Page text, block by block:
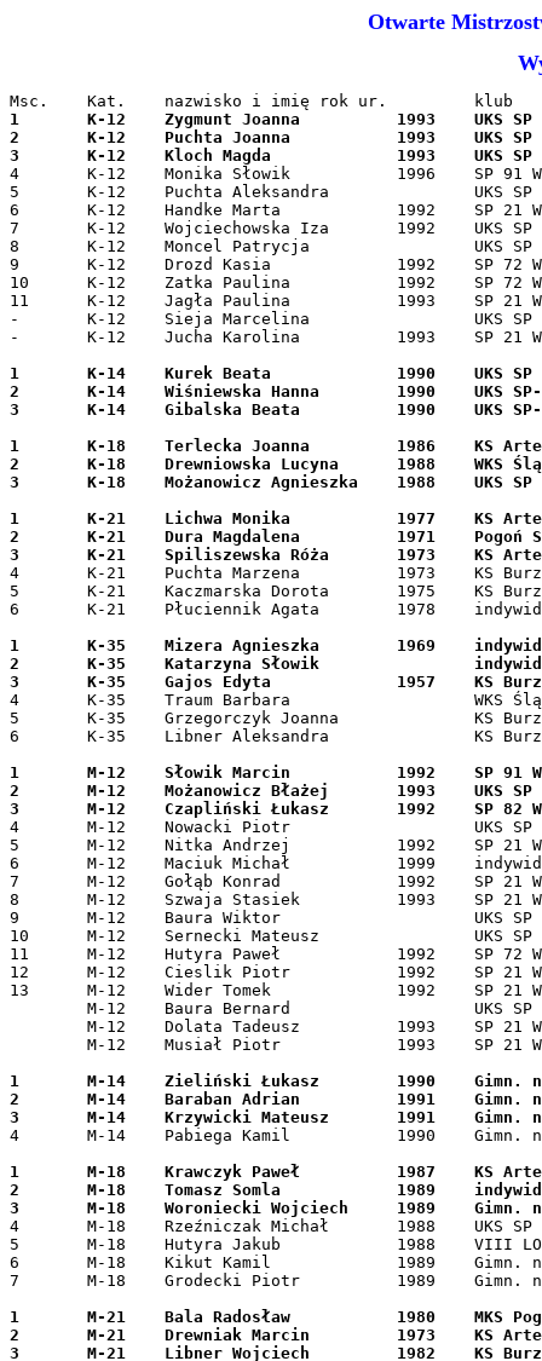
Otwarte
1	K-12	Zygmunt Joanna		1993	UKS SP 107 Wrocław	100	100	90	200
2	K-12	Puchta Joanna		1993	UKS SP 85 Wrocław	90	-	80	170
4	K-12	Monika Słowik		1996	SP 91 Wrocław		-	85	82	167
5	K-12	Puchta Aleksandra		UKS SP 85 Wrocław	-	-	100	100
6	K-12	Handke Marta		1992	SP 21 Wrocław		-	-	85	85
7	K-12	Wojciechowska Iza	1992	UKS SP 85 Wrocław	85	-	-	85
8	K-12	Moncel Patrycja			UKS SP 107 Wrocław	-	82	-	82
9	K-12	Drozd Kasia		1992	SP 72 Wrocław		-	-	81	81
10	K-12	Zatka Paulina		1992	SP 72 Wrocław		-	-	79	79
11	K-12	Jagła Paulina		1993	SP 21 Wrocław		-	-	77	77
-	K-12	Sieja Marcelina			UKS SP 107 Wrocław	-	0	-	0
-	K-12	Jucha Karolina		1993	SP 21 Wrocław		-	-	0	0
1	K-14	Kurek Beata		1990	UKS SP 107 Wrocław	100	100	-	200
2	K-14	Wiśniewska Hanna	1990	UKS SP-107 Wrocław	-	-	100	100
1	K-18	Terlecka Joanna		1986	KS Artemis Wrocław	100	100	-	200
2	K-18	Drewniowska Lucyna	1988	WKS Śląsk Wrocław	-	-	90	90
1	K-21	Lichwa Monika		1977	KS Artemis Wrocław	90	100	-	190
2	K-21	Dura Magdalena		1971	Pogoń Siedlce		-	-	100	100
4	K-21	Puchta Marzena		1973	KS Burza Wrocław	-	-	85	85
5	K-21	Kaczmarska Dorota	1975	KS Burza Wrocław	-	-	82	82
6	K-21	Płuciennik Agata	1978	indywidualnie, Wrocław	-	-	81	81
1	K-35	Mizera Agnieszka	1969	indywidualnie - Wrocław	90	100	100	200
2	K-35	Katarzyna Słowik		indywidualnie - Wrocław	-	90	90	180
4	K-35	Traum Barbara			WKS Śląsk Wrocław	-	-	85	85
5	K-35	Grzegorczyk Joanna		KS Burza Wrocław	-	85	-	85
6	K-35	Libner Aleksandra		KS Burza Wrocław	-	82	-	82
1	M-12	Słowik Marcin		1992	SP 91 Wrocław		90	90	100	190
2	M-12	Możanowicz Błażej 	1993	UKS SP 107 Wrocław	100	82	90	190
4	M-12	Nowacki Piotr			UKS SP 107 Wrocław	-	100	-	100
5	M-12	Nitka Andrzej		1992	SP 21 Wrocław		-	-	85	85
6	M-12	Maciuk Michał		1999	indywidualnie - Wrocław	-	85		85
7	M-12	Gołąb Konrad		1992	SP 21 Wrocław		-	-	82	82
8	M-12	Szwaja Stasiek		1993	SP 21 Wrocław		-	-	81	81
9	M-12	Baura Wiktor			UKS SP 107 Wrocław	-	81		81
10	M-12	Sernecki Mateusz		UKS SP 107 Wrocław	-	-	79	79
11	M-12	Hutyra Paweł		1992	SP 72 Wrocław		-	-	78	78
12	M-12	Cieslik Piotr		1992	SP 21 Wrocław		-	-	77	77
13	M-12	Wider Tomek		1992	SP 21 Wrocław		-	-	76	76
1	M-14	Zieliński Łukasz	1990	Gimn. nr 27 Wrocław	-	-	100	100
2	M-14	Baraban Adrian		1991	Gimn. nr 27 Wrocław	-	-	90	90
4	M-14	Pabiega Kamil		1990	Gimn. nr 27 Wrocław	-	-	82	82
1	M-18	Krawczyk Paweł 		1987	KS Artemis Wrocław	100	-	100	200
2	M-18	Tomasz Somla		1989	indywidualnie - Wrocław	-	100	85	185
4	M-18	Rzeźniczak Michał	1988	UKS SP 107 Wrocław	90	-	-	90
5	M-18	Hutyra Jakub		1988	VIII LO Wrocław	90	-	-	82	82
6	M-18	Kikut Kamil		1989	Gimn. nr 36 Wrocław	-	-	81	81
7	M-18	Grodecki Piotr		1989	Gimn. nr 18 Wrocław	-	-	80	80
1	M-21	Bala Radosław		1980	MKS Pogoń Siedlce	100	-	100	200
2	M-21	Drewniak Marcin		1973	KS Artemis Wrocław	-	100	90	190